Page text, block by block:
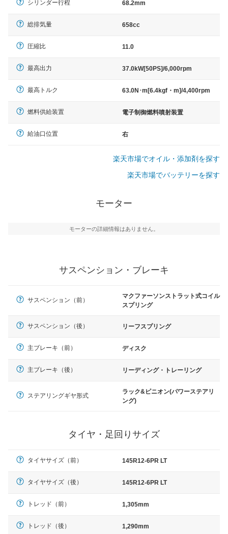
シリンダー行程 68.2mm
総排気量 658cc
圧縮比 11.0
最高出力 37.0kW[50PS]/6,000rpm
最高トルク 63.0N･m[6.4kgf・m]/4,400rpm
燃料供給装置 電子制御燃料噴射装置
給油口位置 右
楽天市場でオイル・添加剤を探す
楽天市場でバッテリーを探す
モーター
モーターの詳細情報はありません。
サスペンション・ブレーキ
サスペンション（前）
マクファーソンストラット式コイル
スプリング
サスペンション（後） リーフスプリング
主ブレーキ（前） ディスク
主ブレーキ（後） リーディング・トレーリング
ステアリングギヤ形式
ラック&ピニオン(パワーステアリ
ング)
タイヤ・足回りサイズ
タイヤサイズ（前） 145R12-6PR LT
タイヤサイズ（後） 145R12-6PR LT
トレッド（前） 1,305mm
トレッド（後） 1,290mm